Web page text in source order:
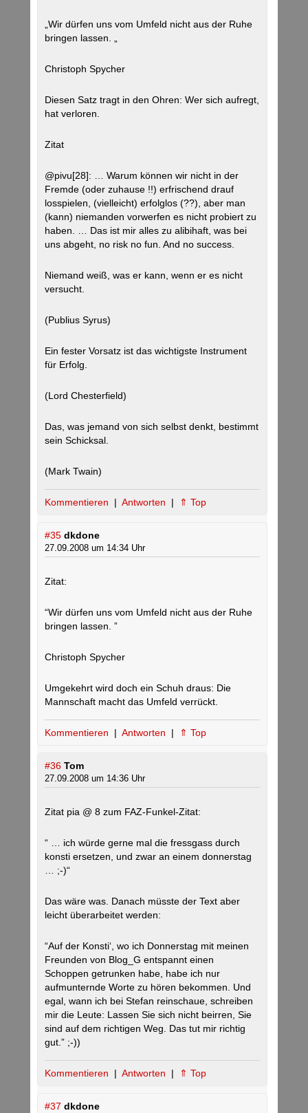
„Wir dürfen uns vom Umfeld nicht aus der Ruhe
bringen lassen. „
Christoph Spycher
Diesen Satz tragt in den Ohren: Wer sich aufregt,
hat verloren.
Zitat
@pivu[28]: … Warum können wir nicht in der
Fremde (oder zuhause !!) erfrischend drauf
losspielen, (vielleicht) erfolglos (??), aber man
(kann) niemanden vorwerfen es nicht probiert zu
haben. … Das ist mir alles zu alibihaft, was bei
uns abgeht, no risk no fun. And no success.
Niemand weiß, was er kann, wenn er es nicht
versucht.
(Publius Syrus)
Ein fester Vorsatz ist das wichtigste Instrument
für Erfolg.
(Lord Chesterfield)
Das, was jemand von sich selbst denkt, bestimmt
sein Schicksal.
(Mark Twain)
Kommentieren | Antworten | ⇑ Top
#35 dkdone
27.09.2008 um 14:34 Uhr
Zitat:
“Wir dürfen uns vom Umfeld nicht aus der Ruhe
bringen lassen. ”
Christoph Spycher
Umgekehrt wird doch ein Schuh draus: Die
Mannschaft macht das Umfeld verrückt.
Kommentieren | Antworten | ⇑ Top
#36 Tom
27.09.2008 um 14:36 Uhr
Zitat pia @ 8 zum FAZ-Funkel-Zitat:
“ … ich würde gerne mal die fressgass durch
konsti ersetzen, und zwar an einem donnerstag
… ;-)“
Das wäre was. Danach müsste der Text aber
leicht überarbeitet werden:
“Auf der Konsti‘, wo ich Donnerstag mit meinen
Freunden von Blog_G entspannt einen
Schoppen getrunken habe, habe ich nur
aufmunternde Worte zu hören bekommen. Und
egal, wann ich bei Stefan reinschaue, schreiben
mir die Leute: Lassen Sie sich nicht beirren, Sie
sind auf dem richtigen Weg. Das tut mir richtig
gut.” ;-))
Kommentieren | Antworten | ⇑ Top
#37 dkdone